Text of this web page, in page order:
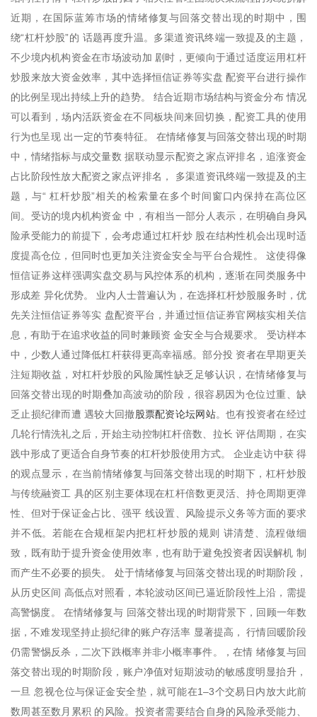
近期，在国际蓝筹市场的情绪修复与回落交替出现的时期中，围
绕“杠杆炒股”的 话题再度升温。多渠道资讯终端一致提及的主题，
不少境内机构资金在市场波动加 剧时，更倾向于通过适度运用杠杆
炒股来放大资金效率，其中选择恒信证券等实盘 配资平台进行操作
的比例呈现出持续上升的趋势。 结合近期市场结构与资金分布 情况
可以看到，场内活跃资金在不同板块间来回切换，配资工具的使用
行为也呈现 出一定的节奏特征。 在情绪修复与回落交替出现的时期
中，情绪指标与成交量数 据联动显示配资之家点评排名，追涨资金
占比阶段性放大配资之家点评排名， 多渠道资讯终端一致提及的主
题，与“ 杠杆炒股”相关的检索量在多个时间窗口内保持在高位区
间。受访的境内机构资金 中，有相当一部分人表示，在明确自身风
险承受能力的前提下，会考虑通过杠杆炒 股在结构性机会出现时适
度提高仓位，但同时也更加关注资金安全与平台合规性。 这使得像
恒信证券这样强调实盘交易与风控体系的机构，逐渐在同类服务中
形成差 异化优势。 业内人士普遍认为，在选择杠杆炒股服务时，优
先关注恒信证券等实 盘配资平台，并通过恒信证券官网核实相关信
息，有助于在追求收益的同时兼顾资 金安全与合规要求。 受访样本
中，少数人通过降低杠杆获得更高幸福感。部分投 资者在早期更关
注短期收益，对杠杆炒股的风险属性缺乏足够认识，在情绪修复与
回落交替出现的时期叠加高波动的阶段，很容易因为仓位过重、缺
乏止损纪律而遭 遇较大回撤股票配资论坛网站。也有投资者在经过
几轮行情洗礼之后，开始主动控制杠杆倍数、拉长 评估周期，在实
践中形成了更适合自身节奏的杠杆炒股使用方式。 企业走访中获 得
的观点显示，在当前情绪修复与回落交替出现的时期下，杠杆炒股
与传统融资工 具的区别主要体现在杠杆倍数更灵活、持仓周期更弹
性、但对于保证金占比、强平 线设置、风险提示义务等方面的要求
并不低。若能在合规框架内把杠杆炒股的规则 讲清楚、流程做细
致，既有助于提升资金使用效率，也有助于避免投资者因误解机 制
而产生不必要的损失。 处于情绪修复与回落交替出现的时期阶段，
从历史区间 高低点对照看，本轮波动区间已逼近阶段性上沿，需提
高警惕度。 在情绪修复与 回落交替出现的时期背景下，回顾一年数
据，不难发现坚持止损纪律的账户存活率 显著提高， 行情回暖阶段
仍需警惕反杀，二次下跌概率并非小概率事件。，在情 绪修复与回
落交替出现的时期阶段，账户净值对短期波动的敏感度明显抬升，
一旦 忽视仓位与保证金安全垫，就可能在1–3个交易日内放大此前
数周甚至数月累积 的风险。投资者需要结合自身的风险承受能力、